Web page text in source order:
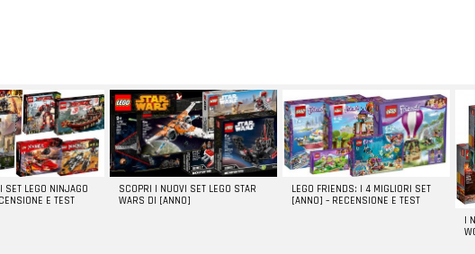
SET LEGO NINJAGO
E TEST
SCOPRI I NUOVI SET LEGO STAR
WARS DI [ANNO]
LEGO FRIENDS: I 4 MIGLIORI SET
[ANNO] – RECENSIONE E TEST
I